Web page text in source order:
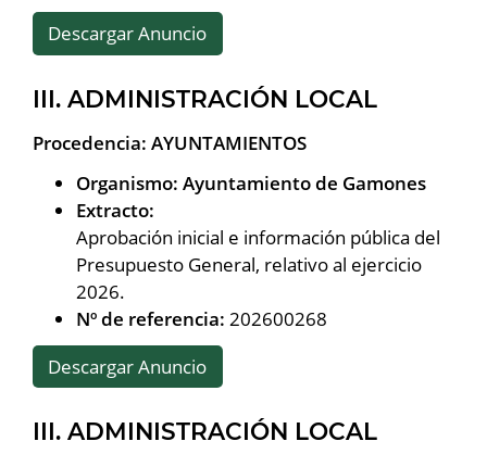
Descargar Anuncio
III. ADMINISTRACIÓN LOCAL
Procedencia: AYUNTAMIENTOS
Organismo: Ayuntamiento de Gamones
Extracto:
Aprobación inicial e información pública del
Presupuesto General, relativo al ejercicio
2026.
Nº de referencia: 202600268
Descargar Anuncio
III. ADMINISTRACIÓN LOCAL